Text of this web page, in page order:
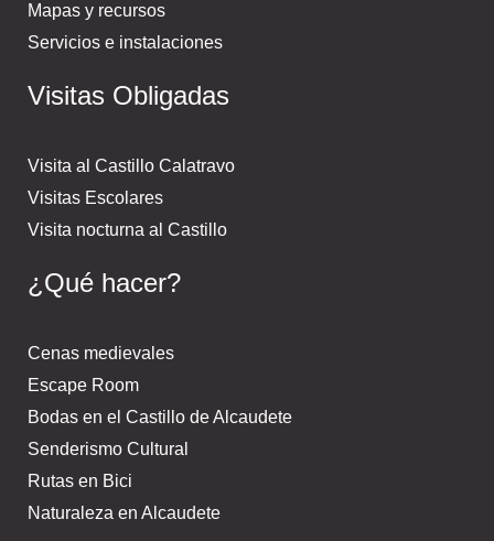
Mapas y recursos
Servicios e instalaciones
Visitas Obligadas
Visita al Castillo Calatravo
Visitas Escolares
Visita nocturna al Castillo
¿Qué hacer?
Cenas medievales
Escape Room
Bodas en el Castillo de Alcaudete
Senderismo Cultural
Rutas en Bici
Naturaleza en Alcaudete